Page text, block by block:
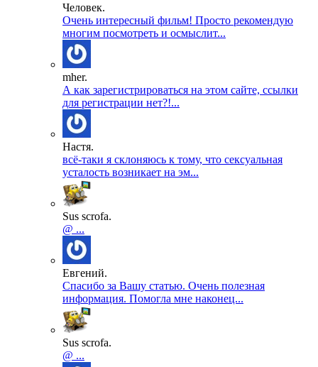
Человек.
Очень интересный фильм! Просто рекомендую
многим посмотреть и осмыслит...
mher.
А как зарегистрироваться на этом сайте, ссылки
для регистрации нет?!...
Настя.
всё-таки я склоняюсь к тому, что сексуальная
усталость возникает на эм...
Sus scrofa.
@ ...
Евгений.
Спасибо за Вашу статью. Очень полезная
информация. Помогла мне наконец...
Sus scrofa.
@ ...